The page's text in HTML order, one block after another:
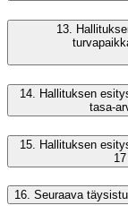
13.
14.
Hallituksen
tasa-
15. Hallituksen
16. Seuraava